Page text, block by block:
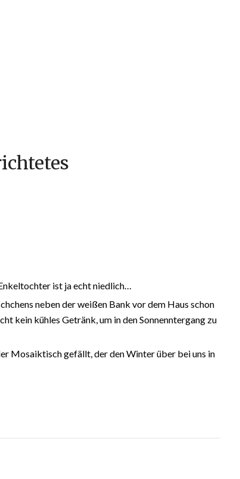
ist ja echt niedlich…
neben der weißen Bank vor dem Haus schon
kein kühles Getränk, um in den Sonnenntergang zu
Mosaiktisch gefällt, der den Winter über bei uns in